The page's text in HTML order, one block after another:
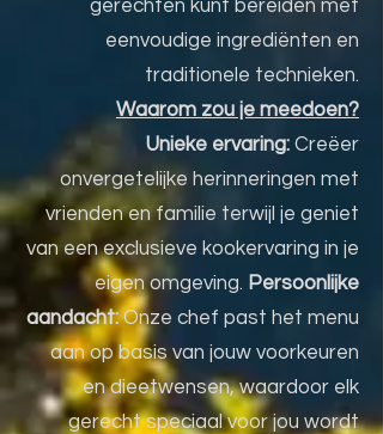
gerechten kunt bereiden met
eenvoudige ingrediënten en
traditionele technieken.
Waarom zou je meedoen?
Unieke ervaring: Creëer
onvergetelijke herinneringen met
vrienden en familie terwijl je geniet
van een exclusieve kookervaring in je
eigen omgeving. Persoonlijke
aandacht:Onze chef past het menu
aan op basis van jouw voorkeuren
en dieetwensen, waardoor elk
gerecht speciaal voor jou wordt